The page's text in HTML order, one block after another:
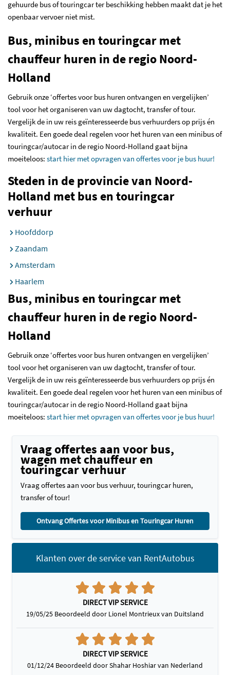
gehuurde bus of touringcar ter beschikking hebben maakt dat je het
openbaar vervoer niet mist.
Bus, minibus en touringcar met
chauffeur huren in de regio Noord-
Holland
Gebruik onze ‘offertes voor bus huren ontvangen en vergelijken’
tool voor het organiseren van uw dagtocht, transfer of tour.
Vergelijk de in uw reis geïnteresseerde bus verhuurders op prijs én
kwaliteit. Een goede deal regelen voor het huren van een minibus of
touringcar/autocar in de regio Noord-Holland gaat bijna
moeiteloos: start hier met opvragen van offertes voor je bus huur!
Steden in de provincie van Noord-
Holland met bus en touringcar
verhuur
Hoofddorp
Zaandam
Amsterdam
Haarlem
Bus, minibus en touringcar met
chauffeur huren in de regio Noord-
Holland
Gebruik onze ‘offertes voor bus huren ontvangen en vergelijken’
tool voor het organiseren van uw dagtocht, transfer of tour.
Vergelijk de in uw reis geïnteresseerde bus verhuurders op prijs én
kwaliteit. Een goede deal regelen voor het huren van een minibus of
touringcar/autocar in de regio Noord-Holland gaat bijna
moeiteloos: start hier met opvragen van offertes voor je bus huur!
Vraag offertes aan voor bus,
wagen met chauffeur en
touringcar verhuur
Vraag offertes aan voor bus verhuur, touringcar huren,
transfer of tour!
Ontvang Offertes voor Minibus en Touringcar Huren
Klanten over de service van RentAutobus
DIRECT VIP SERVICE
19/05/25 Beoordeeld door Lionel Montrieux van Duitsland
DIRECT VIP SERVICE
01/12/24 Beoordeeld door Shahar Hoshiar van Nederland